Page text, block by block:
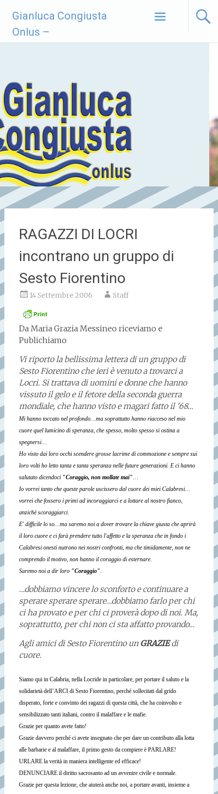
contenuto
Gianluca Congiusta
Onlus –
RAGAZZI DI LOCRI
incontrano un gruppo di
Sesto Fiorentino
14 Settembre 2006 Staff
Da Maria Grazia Messineo riceviamo e
Publichiamo
Vi riporto la bellissima lettera di un gruppo di
Sesto Fiorentino che ieri è venuto a trovarci a
Locri. Si trattava di uomini e donne che hanno
vissuto il gelo e il fetore della seconda guerra
mondiale, che hanno visto e magari fatto il '68…
Mi hanno toccato nel profondo…ma soprattutto hanno riacceso nel mio
cuore quel lumicino di speranza, che spesso, molto spesso si ostina a
spegnersi…
Ho visto dai loro occhi scendere grosse lacrime di commozione e sempre sui
loro volti ho letto tanta e tanta speranza nelle future generazioni. E ci hanno
salutato dicendoci "Coraggio, non mollate mai"…
Io vorrei tanto che queste parole uscissero dal cuore dei miei Calabresi…
vorrei che fossero i primi ad incoraggiarci e a lottare al nostro fianco,
anzichè scoraggiarci.
E' difficile lo so…ma saremo noi a dover trovare la chiave giusta che aprirà
il loro cuore e ci farà prendere tutto l'affetto e la speranza che in fondo i
Calabresi onesti nutrono nei nostri confronti, ma che timidamente, non ne
comprendo il motivo, non hanno il coraggio di esternare.
Saremo noi a dir loro "Coraggio".
…dobbiamo vincere lo sconforto e continuare a
sperare sperare sperare…dobbiamo farlo per chi
ci ha provato e per chi ci proverà dopo di noi. Ma,
soprattutto, per chi non ci sta affatto provando…
Agli amici di Sesto Fiorentino un GRAZIEdi
cuore.
Siamo qui in Calabria, nella Locride in particolare, per portare il saluto e la
solidarietà dell’ARCI di Sesto Fiorentino, perché sollecitati dal grido
disperato, forte e convinto dei ragazzi di questa città, che ha coinvolto e
sensibilizzato tanti italiani, contro il malaffare e le mafie.
Grazie per quanto avete fatto!
Grazie davvero perché ci avete insegnato che per dare un contributo alla lotta
alle barbarie e al malaffare, il primo gesto da compiere è PARLARE!
URLARE la verità in maniera intelligente ed efficace!
DENUNCIARE il diritto sacrosanto ad un avvenire civile e normale.
Grazie per questa lezione, che aiuterà anche noi, a portare avanti, insieme a